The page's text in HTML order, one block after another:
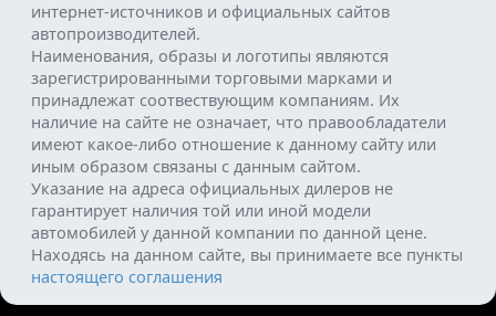
интернет-источников и официальных сайтов
автопроизводителей.
Наименования, образы и логотипы являются
зарегистрированными торговыми марками и
принадлежат соотвествующим компаниям. Их
наличие на сайте не означает, что правообладатели
имеют какое-либо отношение к данному сайту или
иным образом связаны с данным сайтом.
Указание на адреса официальных дилеров не
гарантирует наличия той или иной модели
автомобилей у данной компании по данной цене.
Находясь на данном сайте, вы принимаете все пункты
настоящего соглашения